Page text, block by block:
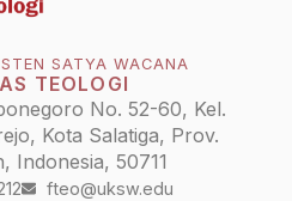
SATYA WACANA
TEOLOGI
No. 52-60, Kel.
Kota Salatiga, Prov.
Indonesia, 50711
fteo@uksw.edu